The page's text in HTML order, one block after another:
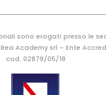
sono erogati presso le
Academy srl – Ente
cod. 02879/05/18